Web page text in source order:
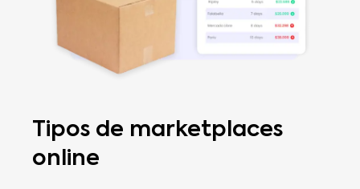
Tipos de marketplaces
online